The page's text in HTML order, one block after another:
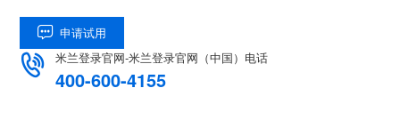
 申请试用
 米兰登录官网-米兰登录官网（中国）电话
400-600-4155